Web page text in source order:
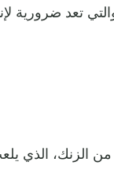
تعد ضرورية
الزنك، الذي